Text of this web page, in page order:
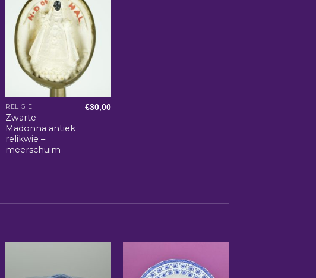
RELIGIE
Zwarte
Madonna antiek
relikwie –
meerschuim
€30,00